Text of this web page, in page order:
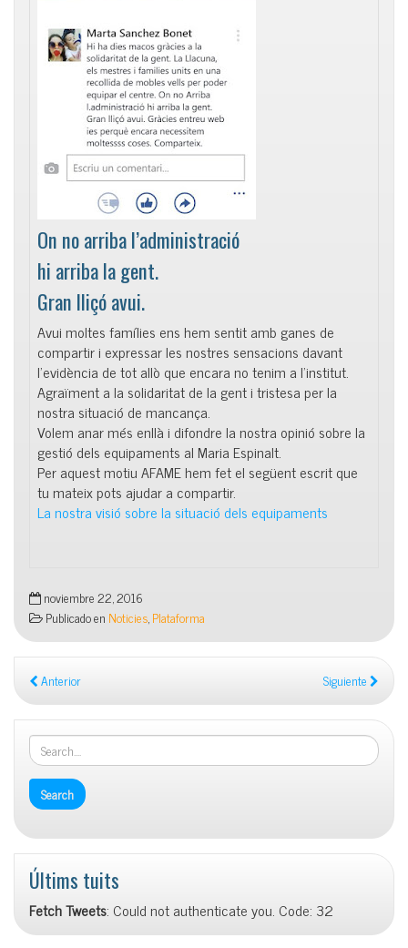
On no arriba l’administració
hi arriba la gent.
Gran lliçó avui.
Avui moltes famílies ens hem sentit amb ganes de
compartir i expressar les nostres sensacions davant
l’evidència de tot allò que encara no tenim a l’institut.
Agraïment a la solidaritat de la gent i tristesa per la
nostra situació de mancança.
Volem anar més enllà i difondre la nostra opinió sobre la
gestió dels equipaments al Maria Espinalt.
Per aquest motiu AFAME hem fet el següent escrit que
tu mateix pots ajudar a compartir.
La nostra visió sobre la situació dels equipaments
noviembre 22, 2016
Publicado en Noticies,Plataforma
Anterior Siguiente
Últims tuits
Fetch Tweets: Could not authenticate you. Code: 32